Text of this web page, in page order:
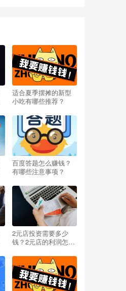
适合夏季摆摊的新型
小吃有哪些推荐？
百度答题怎么赚钱？
有哪些注意事项？
2元店投资需要多少
钱？2元店的利润怎么
钱？